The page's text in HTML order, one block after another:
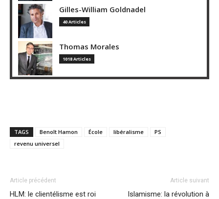
Gilles-William Goldnadel
40 Articles
Thomas Morales
1018 Articles
TAGS Benoît Hamon École libéralisme
PS
revenu universel
Article précédent
HLM: le clientélisme est roi
Article suivant
Islamisme: la révolution à